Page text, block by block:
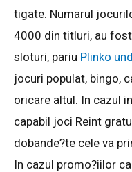
tigate. Numarul
4000 din titluri, au
sloturi, pariu Plinko
jocuri populat, bingo,
oricare altul. In cazul
capabil joci Reint
dobande?te cele va
In cazul promo?iilor